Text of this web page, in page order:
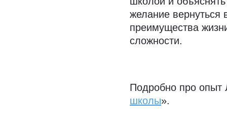
желание
преимущества
сложности.
Подробно про опыт
школы».